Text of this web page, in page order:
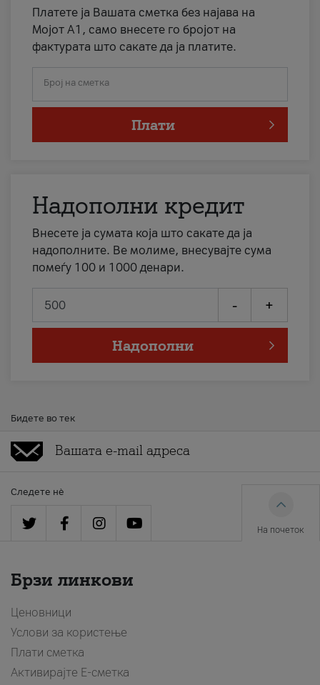
Платете ја Вашата сметка без најава на
Мојот А1, само внесете го бројот на
фактурата што сакате да ја платите.
Број на сметка
Плати
Надополни кредит
Внесете ја сумата која што сакате да ја
надополните. Ве молиме, внесувајте сума
помеѓу 100 и 1000 денари.
- +
Надополни
Бидете во тек
Следете нè
На почеток
Брзи линкови
Ценовници
Услови за користење
Плати сметка
Активирајте Е-сметка